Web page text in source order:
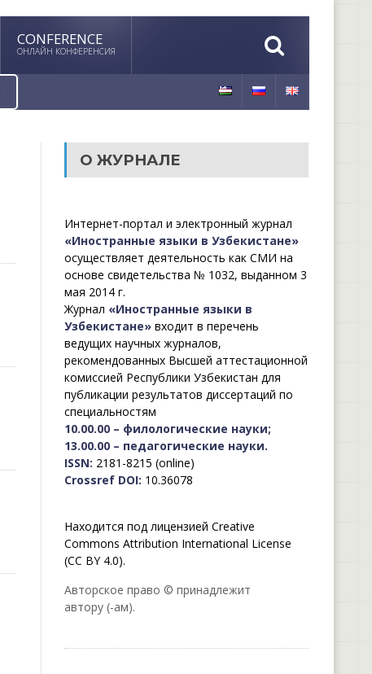
CONFERENCE
ОНЛАЙН КОНФЕРЕНСИЯ
О ЖУРНАЛЕ
Интернет-портал и электронный журнал
«Иностранные языки в Узбекистане»
осуществляет деятельность как СМИ на
основе свидетельства № 1032, выданном 3
мая 2014 г.
Журнал «Иностранные языки в
Узбекистане»входит в перечень
ведущих научных журналов,
рекомендованных Высшей аттестационной
комиссией Республики Узбекистан для
публикации результатов диссертаций по
специальностям
10.00.00 – филологические науки;
13.00.00 – педагогические науки.
ISSN: 2181-8215 (online)
Crossref DOI: 10.36078
Находится под лицензией Creative
Commons Attribution International License
(CC BY 4.0).
Авторское право © принадлежит
автору (-ам).